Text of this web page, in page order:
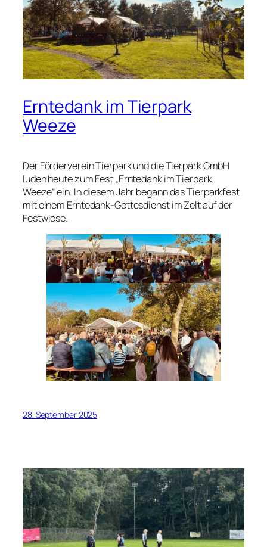
Erntedank im Tierpark
Weeze
Der Förderverein Tierpark und die Tierpark GmbH
luden heute zum Fest „Erntedank im Tierpark
Weeze“ ein. In diesem Jahr begann das Tierparkfest
mit einem Erntedank-Gottesdienst im Zelt auf der
Festwiese.
28. September 2025